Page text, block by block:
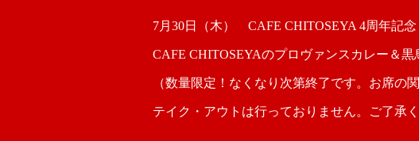
7月30日（木） CAFE CHITOSEYA 4周年記
CAFE CHITOSEYAのプロヴァンスカレー＆黒
（数量限定！なくなり次第終了です。お席の
テイク・アウトは行っておりません。ご了承く